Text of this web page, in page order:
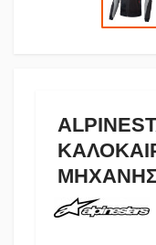
ΜΗΧΑΝΗΣ